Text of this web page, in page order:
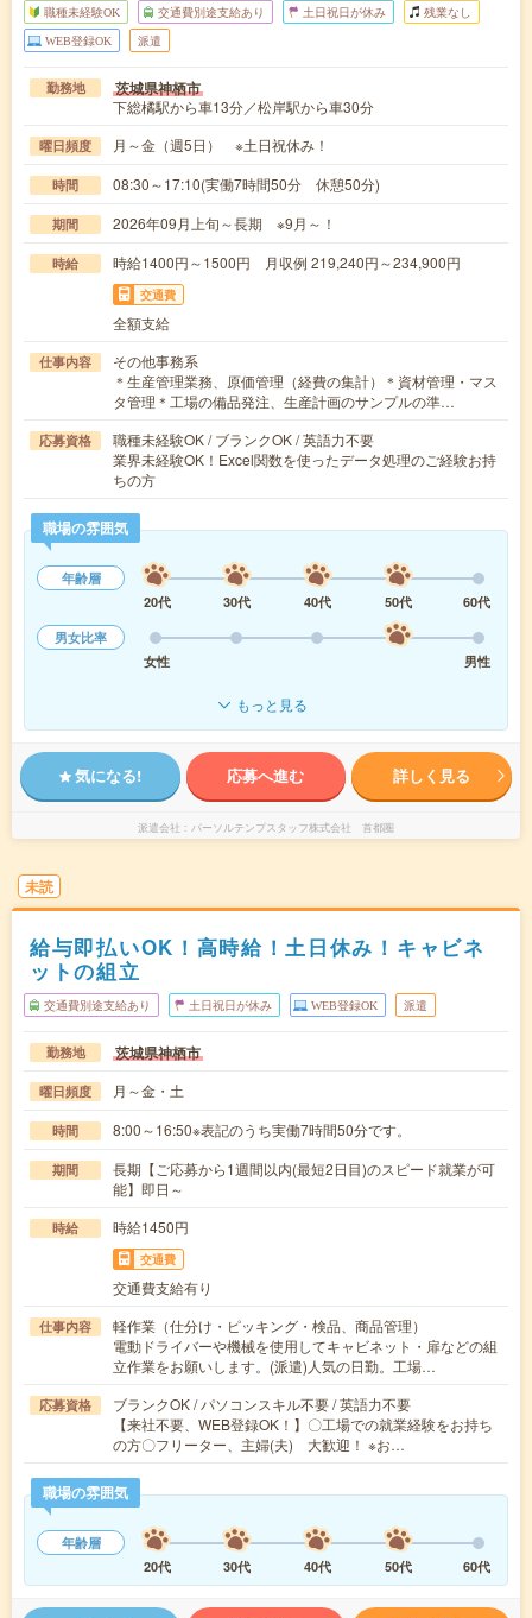
職種未経験OK 交通費別途支給あり 土日祝日が休み 残業なし
WEB登録OK 派遣
勤務地 茨城県神栖市
下総橘駅から車13分／松岸駅から車30分
曜日頻度 月～金（週5日） ※土日祝休み！
時間 08:30～17:10(実働7時間50分 休憩50分)
期間 2026年09月上旬～長期 ※9月～！
時給 時給1400円～1500円 月収例 219,240円～234,900円
交通費
全額支給
仕事内容
その他事務系
＊生産管理業務、原価管理（経費の集計）＊資材管理・マス
タ管理＊工場の備品発注、生産計画のサンプルの準…
応募資格
職種未経験OK / ブランクOK / 英語力不要
業界未経験OK！Excel関数を使ったデータ処理のご経験お持
ちの方
職場の雰囲気
年齢層
20代
30代 40代 50代
60代
男女比率
女性
男性
もっと見る
気になる! 応募へ進む 詳しく見る
派遣会社 パーソルテンプスタッフ株式会社 首都圏
未読
給与即払いOK！高時給！土日休み！キャビネ
ットの組立
交通費別途支給あり 土日祝日が休み WEB登録OK 派遣
勤務地 茨城県神栖市
曜日頻度 月～金・土
時間 8:00～16:50※表記のうち実働7時間50分です。
期間
長期【ご応募から1週間以内(最短2日目)のスピード就業が可
能】即日～
時給 時給1450円
交通費
交通費支給有り
仕事内容
軽作業（仕分け・ピッキング・検品、商品管理）
電動ドライバーや機械を使用してキャビネット・扉などの組
立作業をお願いします。(派遣)人気の日勤。工場…
応募資格
ブランクOK / パソコンスキル不要 / 英語力不要
【来社不要、WEB登録OK！】〇工場での就業経験をお持ち
の方〇フリーター、主婦(夫) 大歓迎！ ※お…
職場の雰囲気
年齢層
20代
30代 40代 50代 60代